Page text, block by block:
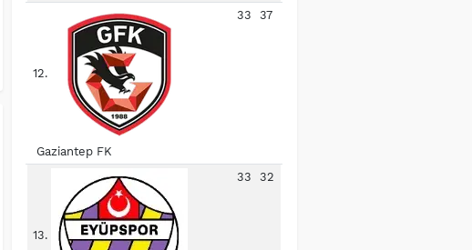
12.
Gaziantep FK
33 37
13.
33 32